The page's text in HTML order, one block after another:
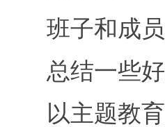
班子和成
总结一些
以主题教